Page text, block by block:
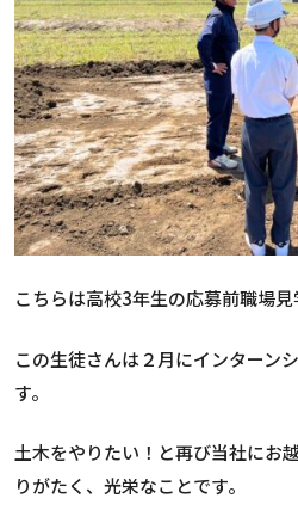
こちらは高校3年生の応募前職場見
この生徒さんは２月にインターン
す。
土木をやりたい！と再び当社にお
りがたく、光栄なことです。